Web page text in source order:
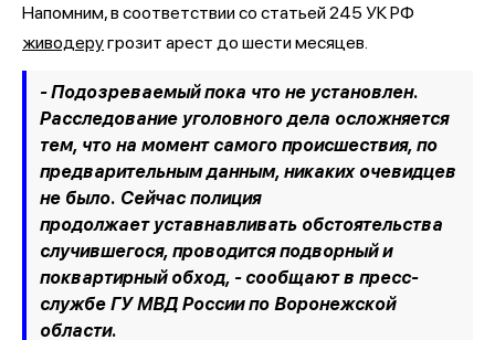
Напомним, в соответствии со статьей 245 УК РФ
живодеругрозит арест до шести месяцев.
- Подозреваемый пока что не установлен.
Расследование уголовного дела осложняется
тем, что на момент самого происшествия, по
предварительным данным, никаких очевидцев
не было. Сейчас полиция
продолжает уставнавливать обстоятельства
случившегося, проводится подворный и
поквартирный обход, -сообщают в пресс-
службе ГУ МВД России по Воронежской
области.